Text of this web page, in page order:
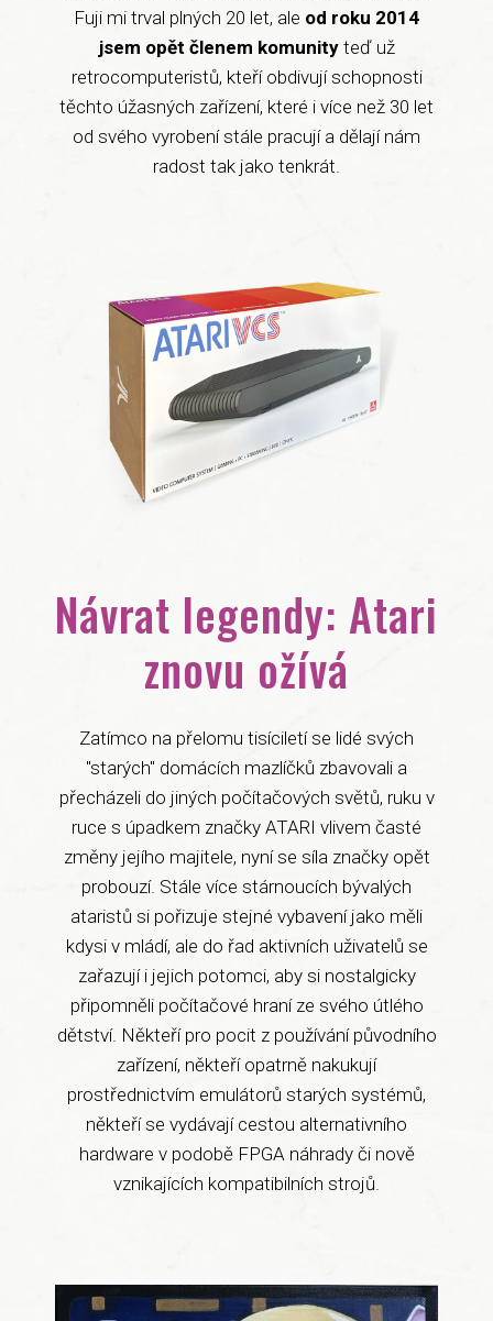
Fuji mi trval plných 20 let, ale od roku 2014
jsem opět členem komunityteď už
retrocomputeristů, kteří obdivují schopnosti
těchto úžasných zařízení, které i více než 30 let
od svého vyrobení stále pracují a dělají nám
radost tak jako tenkrát.
Návrat legendy: Atari
znovu ožívá
Zatímco na přelomu tisíciletí se lidé svých
"starých" domácích mazlíčků zbavovali a
přecházeli do jiných počítačových světů, ruku v
ruce s úpadkem značky ATARI vlivem časté
změny jejího majitele, nyní se síla značky opět
probouzí. Stále více stárnoucích bývalých
ataristů si pořizuje stejné vybavení jako měli
kdysi v mládí, ale do řad aktivních uživatelů se
zařazují i jejich potomci, aby si nostalgicky
připomněli počítačové hraní ze svého útlého
dětství. Někteří pro pocit z používání původního
zařízení, někteří opatrně nakukují
prostřednictvím emulátorů starých systémů,
někteří se vydávají cestou alternativního
hardware v podobě FPGA náhrady či nově
vznikajících kompatibilních strojů.